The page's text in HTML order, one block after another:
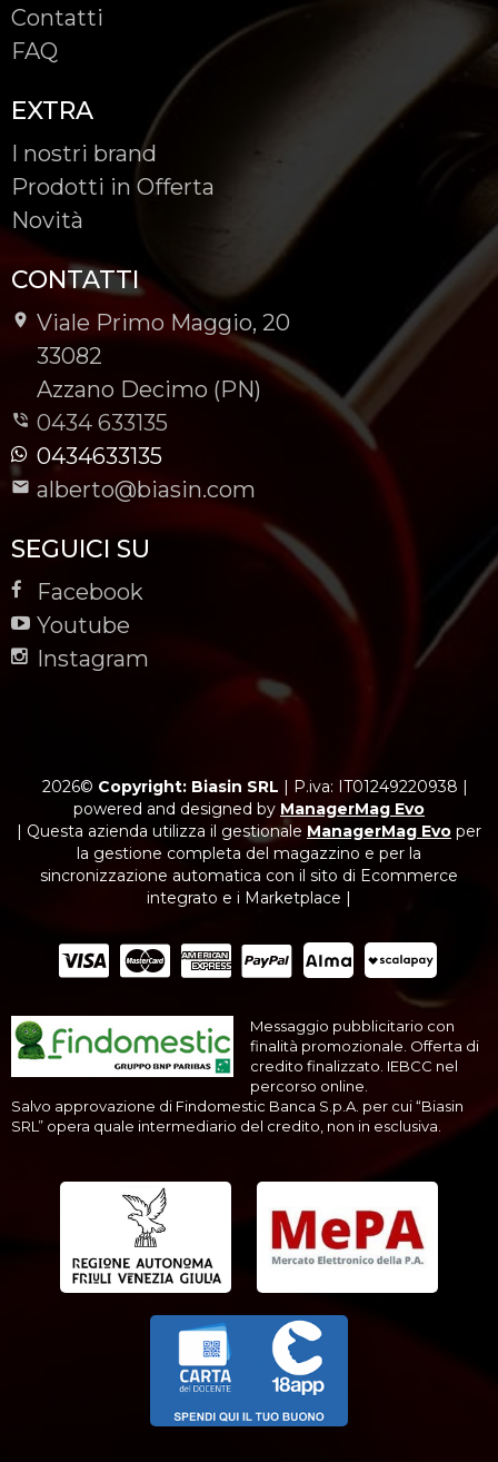
Contatti
FAQ
EXTRA
I nostri brand
Prodotti in Offerta
Novità
CONTATTI
Viale Primo Maggio, 20
-
33082
-
Azzano Decimo (PN)
0434 633135
0434633135
alberto@biasin.com
SEGUICI SU
Facebook
Youtube
Instagram
2026© Copyright: Biasin SRL | P.iva: IT01249220938 |
powered and designed by ManagerMag Evo
| Questa azienda utilizza il gestionale ManagerMag Evo per
la gestione completa del magazzino e per la
sincronizzazione automatica con il sito di Ecommerce
integrato e i Marketplace |
Messaggio pubblicitario con
finalità promozionale. Offerta di
credito finalizzato. IEBCC nel
percorso online.
Salvo approvazione di Findomestic Banca S.p.A. per cui “Biasin
SRL” opera quale intermediario del credito, non in esclusiva.